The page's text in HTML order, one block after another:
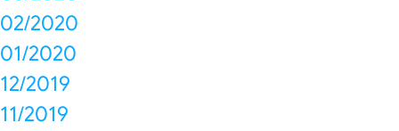
02/2020
01/2020
12/2019
11/2019